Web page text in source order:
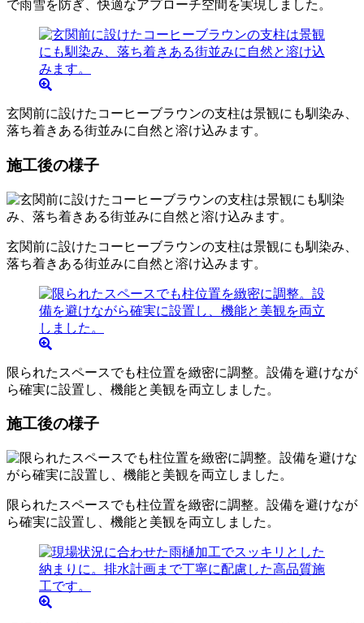
で雨雪を防ぎ、快適なアプローチ空間を実現しました。
玄関前に設けたコーヒーブラウンの支柱は景観にも馴染み、
落ち着きある街並みに自然と溶け込みます。
施工後の様子
玄関前に設けたコーヒーブラウンの支柱は景観にも馴染み、
落ち着きある街並みに自然と溶け込みます。
限られたスペースでも柱位置を緻密に調整。設備を避けなが
ら確実に設置し、機能と美観を両立しました。
施工後の様子
限られたスペースでも柱位置を緻密に調整。設備を避けなが
ら確実に設置し、機能と美観を両立しました。